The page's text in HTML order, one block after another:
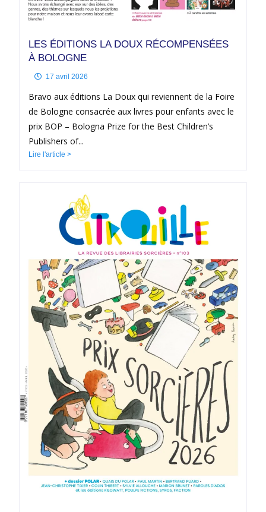
LES ÉDITIONS LA DOUX RÉCOMPENSÉES
À BOLOGNE
17 avril 2026
Bravo aux éditions La Doux qui reviennent de la Foire
de Bologne consacrée aux livres pour enfants avec le
prix BOP – Bologna Prize for the Best Children’s
Publishers of...
Lire l'article >